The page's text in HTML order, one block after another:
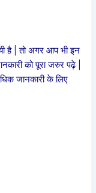
है | तो अगर आप भी इन
को पूरा जरुर पढ़े |
जानकारी के लिए